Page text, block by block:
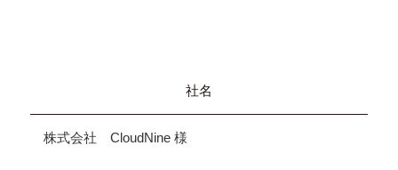
社名
株式会社 CloudNine 様